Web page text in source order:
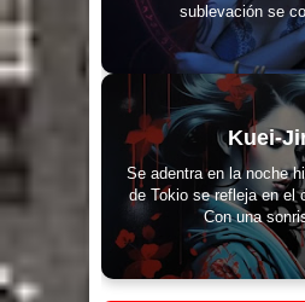
sublevación se
Kuei-
Se adentra en la noche
de Tokio se refleja en el
Con una